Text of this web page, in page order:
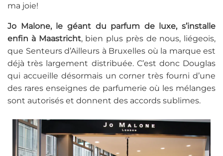
ma joie!
Jo Malone, le géant du parfum de luxe, s’installe
enfin à Maastricht, bien plus près de nous, liégeois,
que Senteurs d’Ailleurs à Bruxelles où la marque est
déjà très largement distribuée. C’est donc Douglas
qui accueille désormais un corner très fourni d’une
des rares enseignes de parfumerie où les mélanges
sont autorisés et donnent des accords sublimes.